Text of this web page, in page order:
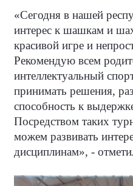
«Сегодня в нашей
интерес к шашкам и
красивой игре и
Рекомендую всем
интеллектуальный
принимать решения,
способность к
Посредством таких
можем развивать
дисциплинам», -